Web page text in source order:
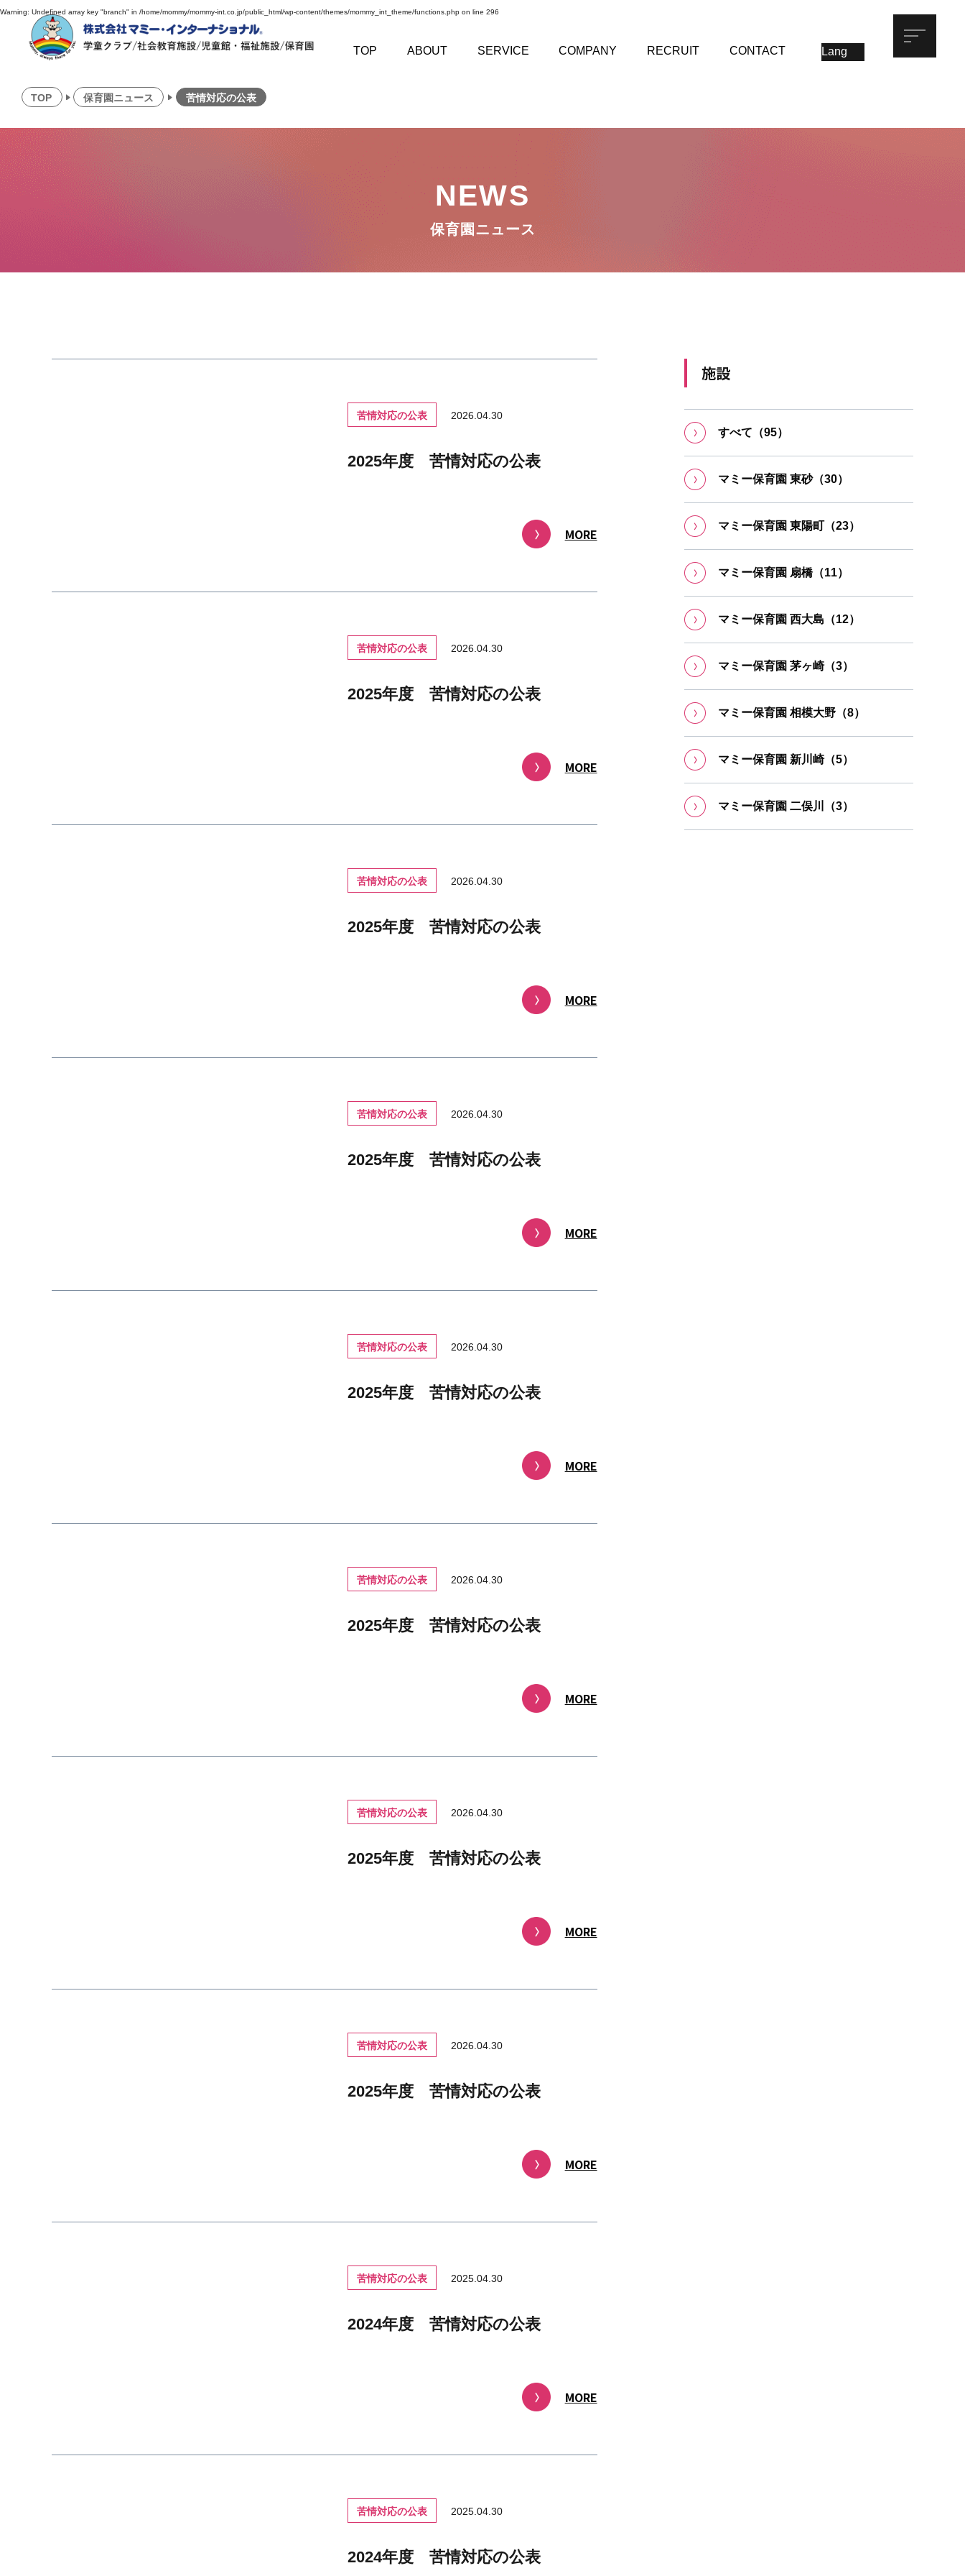
Warning: Undefined array key "branch" in /home/mommy/mommy-int.co.jp/public_html/wp-content/themes/mommy_int_theme/functions.php on line 296
TOP ABOUT SERVICE COMPANY RECRUIT CONTACT
TOP 保育園ニュース 苦情対応の公表
NEWS
保育園ニュース
苦情対応の公表 2026.04.30
2025年度 苦情対応の公表
MORE
苦情対応の公表 2026.04.30
2025年度 苦情対応の公表
MORE
苦情対応の公表 2026.04.30
2025年度 苦情対応の公表
MORE
苦情対応の公表 2026.04.30
2025年度 苦情対応の公表
MORE
苦情対応の公表 2026.04.30
2025年度 苦情対応の公表
MORE
苦情対応の公表 2026.04.30
2025年度 苦情対応の公表
MORE
苦情対応の公表 2026.04.30
2025年度 苦情対応の公表
MORE
苦情対応の公表 2026.04.30
2025年度 苦情対応の公表
MORE
苦情対応の公表 2025.04.30
2024年度 苦情対応の公表
MORE
苦情対応の公表 2025.04.30
2024年度 苦情対応の公表
施設
すべて（95）
マミー保育園 東砂（30）
マミー保育園 東陽町（23）
マミー保育園 扇橋（11）
マミー保育園 ⻄⼤島（12）
マミー保育園 茅ヶ崎（3）
マミー保育園 相模大野（8）
マミー保育園 新川崎（5）
マミー保育園 ⼆俣川（3）